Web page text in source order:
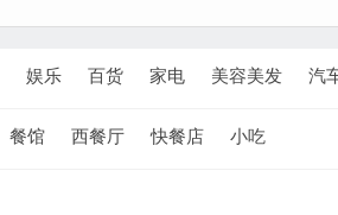
娱乐 百货 家电 美容美发 汽
餐馆 西餐厅 快餐店 小吃